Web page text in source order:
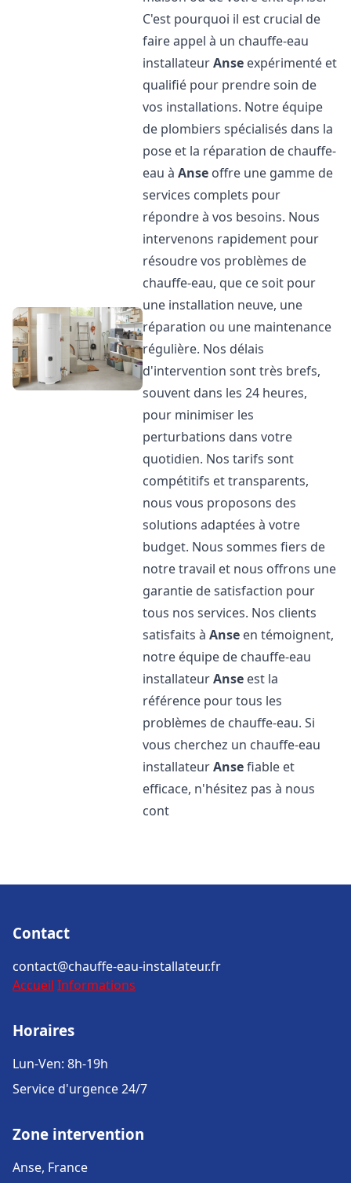
C'est pourquoi il est crucial de
faire appel à un chauffe-eau
installateurAnse expérimenté et
qualifié pour prendre soin de
vos installations. Notre équipe
de plombiers spécialisés dans la
pose et la réparation de chauffe-
eau àAnse offre une gamme de
services complets pour
répondre à vos besoins. Nous
intervenons rapidement pour
résoudre vos problèmes de
chauffe-eau, que ce soit pour
une installation neuve, une
réparation ou une maintenance
régulière. Nos délais
d'intervention sont très brefs,
souvent dans les 24 heures,
pour minimiser les
perturbations dans votre
quotidien. Nos tarifs sont
compétitifs et transparents,
nous vous proposons des
solutions adaptées à votre
budget. Nous sommes fiers de
notre travail et nous offrons une
garantie de satisfaction pour
tous nos services. Nos clients
satisfaits àAnse en témoignent,
notre équipe de chauffe-eau
installateurAnse est la
référence pour tous les
problèmes de chauffe-eau. Si
vous cherchez un chauffe-eau
installateurAnsefiable et
efficace, n'hésitez pas à nous
cont
Contact
contact@chauffe-eau-installateur.fr
Accueil Informations
Horaires
Lun-Ven: 8h-19h
Service d'urgence 24/7
Zone intervention
Anse, France